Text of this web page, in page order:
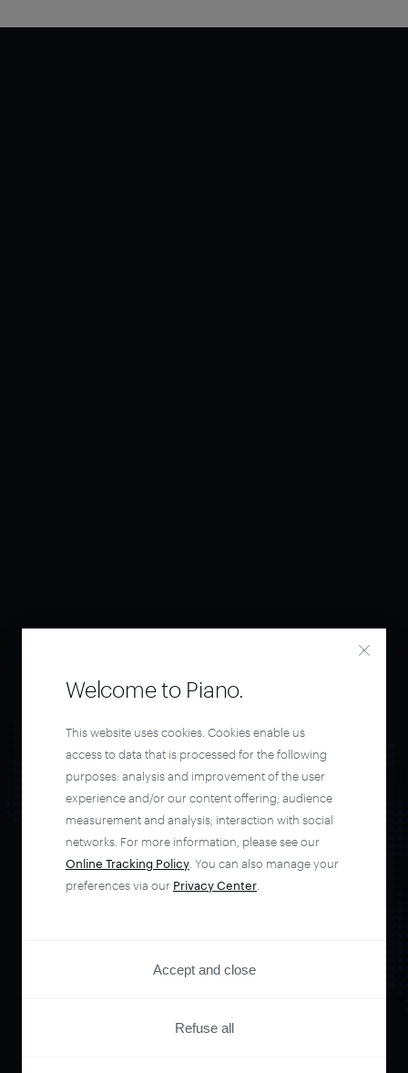
Orchestrate and
entire user journey
with Piano.
Welcome to Piano.
This website uses cookies. Cookies enable us
access to data that is processed for the following
purposes: analysis and improvement of the user
experience and/or our content offering; audience
measurement and analysis; interaction with social
networks. For more information, please see our
Online Tracking Policy . You can also manage your
preferences via our Privacy Center
Accept and close
Refuse all